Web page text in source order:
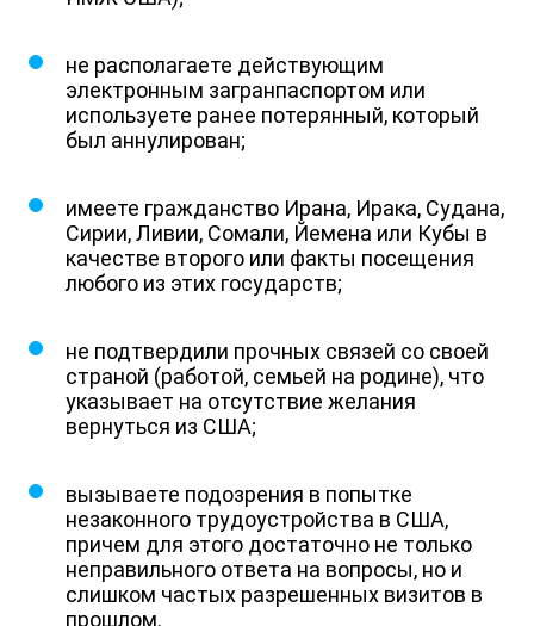
не располагаете действующим
электронным загранпаспортом или
используете ранее потерянный, который
был аннулирован;
имеете гражданство Ирана, Ирака, Судана,
Сирии, Ливии, Сомали, Йемена или Кубы в
качестве второго или факты посещения
любого из этих государств;
не подтвердили прочных связей со своей
страной (работой, семьей на родине), что
указывает на отсутствие желания
вернуться из США;
вызываете подозрения в попытке
незаконного трудоустройства в США,
причем для этого достаточно не только
неправильного ответа на вопросы, но и
слишком частых разрешенных визитов в
прошлом.